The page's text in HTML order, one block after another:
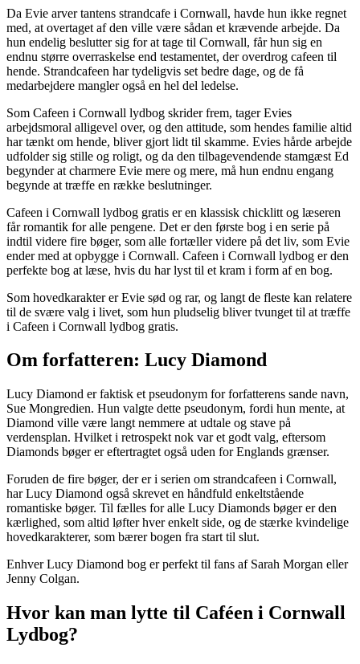
Da Evie arver tantens strandcafe i Cornwall, havde hun ikke regnet
med, at overtaget af den ville være sådan et krævende arbejde. Da
hun endelig beslutter sig for at tage til Cornwall, får hun sig en
endnu større overraskelse end testamentet, der overdrog cafeen til
hende. Strandcafeen har tydeligvis set bedre dage, og de få
medarbejdere mangler også en hel del ledelse.
Som Cafeen i Cornwall lydbog skrider frem, tager Evies
arbejdsmoral alligevel over, og den attitude, som hendes familie altid
har tænkt om hende, bliver gjort lidt til skamme. Evies hårde arbejde
udfolder sig stille og roligt, og da den tilbagevendende stamgæst Ed
begynder at charmere Evie mere og mere, må hun endnu engang
begynde at træffe en række beslutninger.
Cafeen i Cornwall lydbog gratis er en klassisk chicklitt og læseren
får romantik for alle pengene. Det er den første bog i en serie på
indtil videre fire bøger, som alle fortæller videre på det liv, som Evie
ender med at opbygge i Cornwall. Cafeen i Cornwall lydbog er den
perfekte bog at læse, hvis du har lyst til et kram i form af en bog.
Som hovedkarakter er Evie sød og rar, og langt de fleste kan relatere
til de svære valg i livet, som hun pludselig bliver tvunget til at træffe
i Cafeen i Cornwall lydbog gratis.
Om forfatteren: Lucy Diamond
Lucy Diamond er faktisk et pseudonym for forfatterens sande navn,
Sue Mongredien. Hun valgte dette pseudonym, fordi hun mente, at
Diamond ville være langt nemmere at udtale og stave på
verdensplan. Hvilket i retrospekt nok var et godt valg, eftersom
Diamonds bøger er eftertragtet også uden for Englands grænser.
Foruden de fire bøger, der er i serien om strandcafeen i Cornwall,
har Lucy Diamond også skrevet en håndfuld enkeltstående
romantiske bøger. Til fælles for alle Lucy Diamonds bøger er den
kærlighed, som altid løfter hver enkelt side, og de stærke kvindelige
hovedkarakterer, som bærer bogen fra start til slut.
Enhver Lucy Diamond bog er perfekt til fans af Sarah Morgan eller
Jenny Colgan.
Hvor kan man lytte til Caféen i Cornwall
Lydbog?